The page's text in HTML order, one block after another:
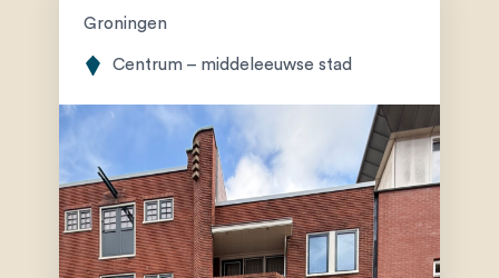
Groningen
Centrum – middeleeuwse stad